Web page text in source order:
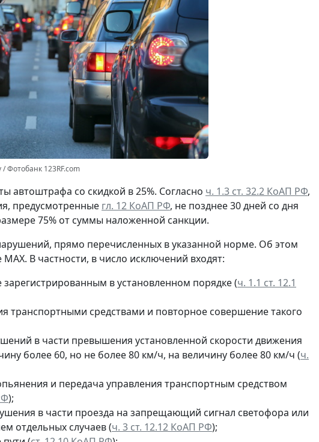
Фотобанк 123RF.com
автоштрафа со скидкой в 25%. Согласно ч. 1.3 ст. 32.2 КоАП РФ,
предусмотренные гл. 12 КоАП РФ, не позднее 30 дней со дня
75% от суммы наложенной санкции.
прямо перечисленных в указанной норме. Об этом
В частности, в число исключений входят:
в установленном порядке (ч. 1.1 ст. 12.1
транспортными средствами и повторное совершение такого
в части превышения установленной скорости движения
более 60, но не более 80 км/ч, на величину более 80 км/ч (ч.
и передача управления транспортным средством
);
в части проезда на запрещающий сигнал светофора или
отдельных случаев (ч. 3 ст. 12.12 КоАП РФ);